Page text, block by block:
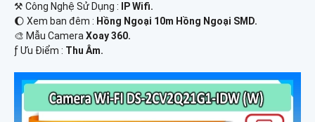
⚒ Công Nghệ Sử Dụng :
IP Wifi.
🌔 Xem ban đêm : Hồng Ngoại 10m Hồng Ngoại SMD.
🎨 Mẫu CameraXoay 360.
️ƒ Ưu Điểm : Thu Âm.